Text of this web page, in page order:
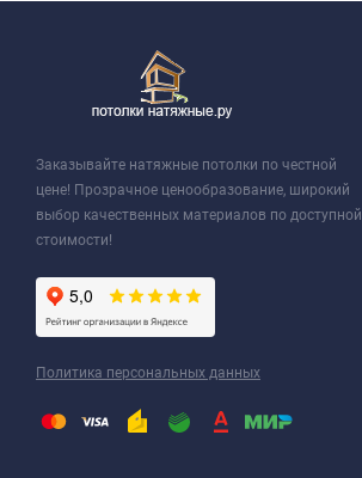
Заказывайте натяжные потолки по честной
цене! Прозрачное ценообразование, широкий
выбор качественных материалов по доступной
стоимости!
Политика персональных данных